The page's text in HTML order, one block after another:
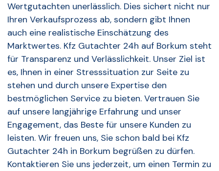
Wertgutachten unerlässlich. Dies sichert nicht nur
Ihren Verkaufsprozess ab, sondern gibt Ihnen
auch eine realistische Einschätzung des
Marktwertes. Kfz Gutachter 24h auf Borkum steht
für Transparenz und Verlässlichkeit. Unser Ziel ist
es, Ihnen in einer Stresssituation zur Seite zu
stehen und durch unsere Expertise den
bestmöglichen Service zu bieten. Vertrauen Sie
auf unsere langjährige Erfahrung und unser
Engagement, das Beste für unsere Kunden zu
leisten. Wir freuen uns, Sie schon bald bei Kfz
Gutachter 24h in Borkum begrüßen zu dürfen.
Kontaktieren Sie uns jederzeit, um einen Termin zu